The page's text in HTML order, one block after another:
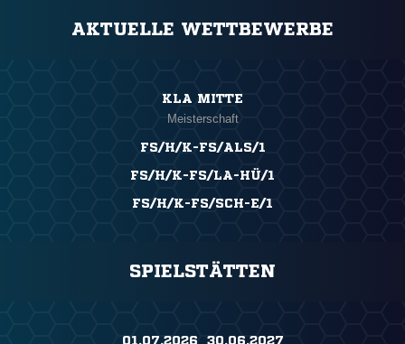
AKTUELLE WETTBEWERBE
KLA MITTE
Meisterschaft
FS/H/K-FS/ALS/1
FS/H/K-FS/LA-HÜ/1
FS/H/K-FS/SCH-E/1
SPIELSTÄTTEN
01.07.2026 ​ 30.06.2027